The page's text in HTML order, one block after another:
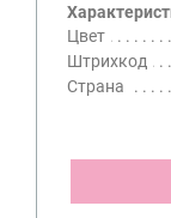
Цвет
Штрихкод
Страна